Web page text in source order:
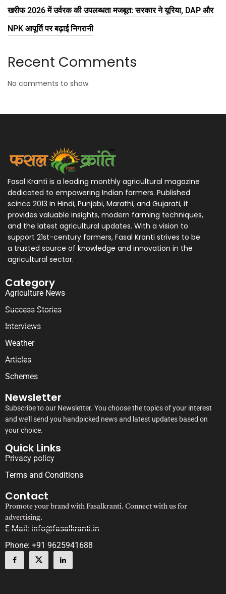
खरीफ 2026 में उर्वरक की उपलब्धता मजबूत: सरकार ने यूरिया, DAP और
NPK आपूर्ति पर बढ़ाई निगरानी
Recent Comments
No comments to show.
Fasal Kranti is a leading monthly agricultural magazine
dedicated to empowering Indian farmers. Published
scince 2013 in Hindi, Punjabi, Marathi, and Gujarati, it
provides valuable insights, modern farming techniques,
and the latest agricultural updates. With a vision to
support 21st-century farmers, Fasal Kranti strives to be
a trusted source of knowledge and innovation in the
agricultural sector.
Category
Agriculture News
Success Stories
Interviews
Weather
Articles
Schemes
Newsletter
Subscribe to our Newsletter. You choose the topics of your interest
and we’ll send you handpicked news and latest updates based on
your choice.
Quick Links
Privacy policy
Terms and Conditions
Contact
Promote your brand with Fasalkranti. Connect with us for
advertising.
E-Mail: info@fasalkranti.in
Phone: +91 9625941688